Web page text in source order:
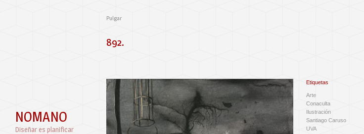
NOMANO
Diseñar es planificar
Pulgar
892.
Etiquetas
Arte
Conaculta
Ilustración
Santiago Caruso
UVA